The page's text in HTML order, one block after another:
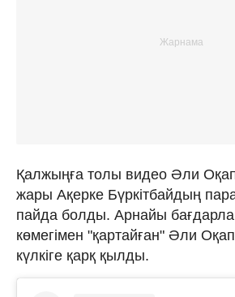
Қалжыңға толы видео Әли
жары Ақерке Бүркітбайдың
пайда болды. Арнайы
көмегімен "қартайған" Әли
күлкіге қарқ қылды.